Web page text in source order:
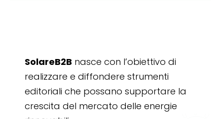
SolareB2B nasce con l’obiettivo di
realizzare e diffondere strumenti
editoriali che possano supportare la
crescita del mercato delle energie